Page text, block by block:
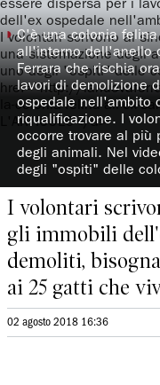
◗C'è una colonia
all'interno dell'anello
Ferrara che rischia
lavori di demolizione
ospedale nell'ambito
riqualificazione. I
occorre trovare al più
degli animali. Nel
degli "ospiti" delle
I volontari
gli immobili
demoliti,
ai 25 gatti che
02 agosto 2018 16:36